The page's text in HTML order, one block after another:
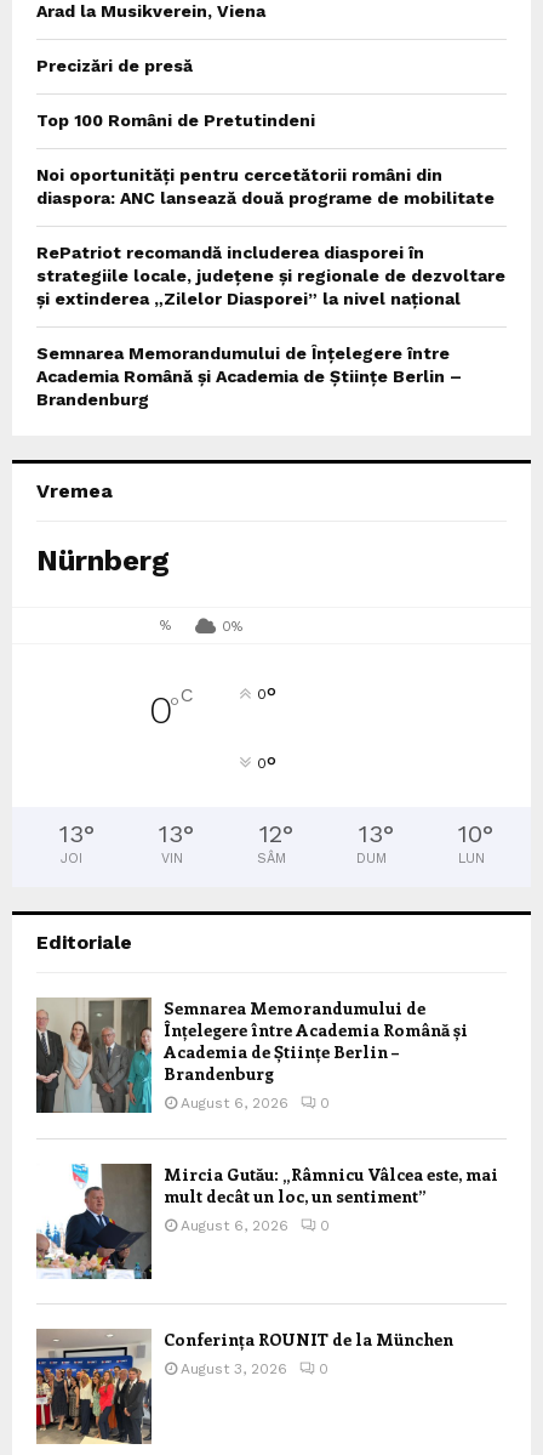
Arad la Musikverein, Viena
Precizări de presă
Top 100 Români de Pretutindeni
Noi oportunități pentru cercetătorii români din
diaspora: ANC lansează două programe de mobilitate
RePatriot recomandă includerea diasporei în
strategiile locale, județene și regionale de dezvoltare
și extinderea „Zilelor Diasporei” la nivel național
Semnarea Memorandumului de Înțelegere între
Academia Română și Academia de Științe Berlin –
Brandenburg
Vremea
Nürnberg
% 0%
0°C 0°
0°
13°
JOI
13°
VIN
12°
SÂM
13°
DUM
10°
LUN
Editoriale
Semnarea Memorandumului de
Înțelegere între Academia Română și
Academia de Științe Berlin –
Brandenburg
August 6, 2026 0
Mircia Gutău: „Râmnicu Vâlcea este, mai
mult decât un loc, un sentiment”
August 6, 2026 0
Conferința ROUNIT de la München
August 3, 2026 0